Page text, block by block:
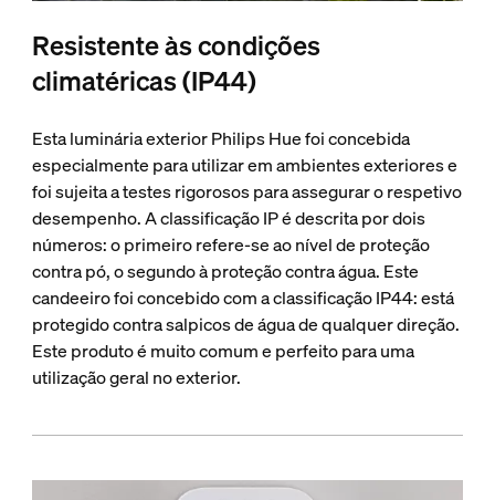
Resistente às condições
climatéricas (IP44)
Esta luminária exterior Philips Hue foi concebida
especialmente para utilizar em ambientes exteriores e
foi sujeita a testes rigorosos para assegurar o respetivo
desempenho. A classificação IP é descrita por dois
números: o primeiro refere-se ao nível de proteção
contra pó, o segundo à proteção contra água. Este
candeeiro foi concebido com a classificação IP44: está
protegido contra salpicos de água de qualquer direção.
Este produto é muito comum e perfeito para uma
utilização geral no exterior.